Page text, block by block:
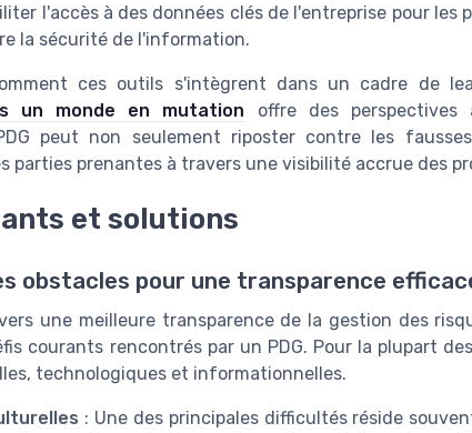
l'accès à des données clés de l'entreprise pour les
la sécurité de l'information.
ces outils s'intègrent dans un cadre de
un monde en mutation offre des perspectives
peut non seulement riposter contre les
parties prenantes à travers une visibilité accrue des
et solutions
obstacles pour une transparence
une meilleure transparence de la gestion des
courants rencontrés par un PDG. Pour la plupart
technologiques et informationnelles.
: Une des principales difficultés réside